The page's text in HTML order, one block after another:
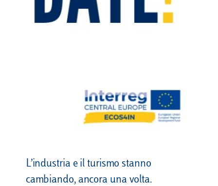
L’industria e il turismo stanno
cambiando, ancora una volta.